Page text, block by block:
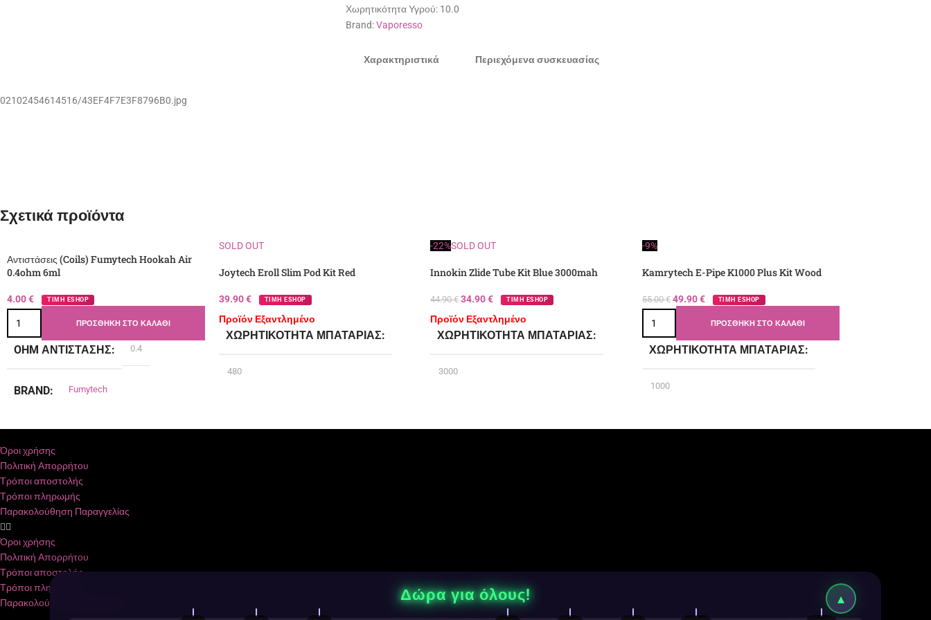
Χωρητικότητα Υγρού:10.0
Brand: Vaporesso
Χαρακτηριστικά Περιεχόμενα συσκευασίας
02102454614516/43EF4F7E3F8796B0.jpg
Σχετικά προϊόντα
Αντιστάσεις (Coils) Fumytech Hookah Air
0.4ohm 6ml
4.00€ ΤΙΜΗ ESHOP
ΠΡΟΣΘΉΚΗ ΣΤΟ ΚΑΛΆΘΙ
OHM ΑΝΤΊΣΤΑΣΗΣ 0.4
BRAND Fumytech
SOLD OUT
Joytech Eroll Slim Pod Kit Red
39.90€ ΤΙΜΗ ESHOP
Προϊόν Εξαντλημένο
ΧΩΡΗΤΙΚΌΤΗΤΑ ΜΠΑΤΑΡΊΑΣ
480
-22%SOLD OUT
Innokin Zlide Tube Kit Blue 3000mah
44.90€ 34.90€ ΤΙΜΗ ESHOP
Προϊόν Εξαντλημένο
ΧΩΡΗΤΙΚΌΤΗΤΑ ΜΠΑΤΑΡΊΑΣ
3000
-9%
Kamrytech E-Pipe K1000 Plus Kit Wood
55.00€ 49.90€ ΤΙΜΗ ESHOP
ΠΡΟΣΘΉΚΗ ΣΤΟ ΚΑΛΆΘΙ
ΧΩΡΗΤΙΚΌΤΗΤΑ ΜΠΑΤΑΡΊΑΣ
1000
Όροι χρήσης
Πολιτική Απορρήτου
Τρόποι αποστολής
Τρόποι πληρωμής
Παρακολούθηση Παραγγελίας
Όροι χρήσης
Πολιτική Απορρήτου
Τρόποι αποστολής
Τρόποι πληρωμής
Παρακολούθηση Παραγγελίας
Δώρα για όλους! ▴